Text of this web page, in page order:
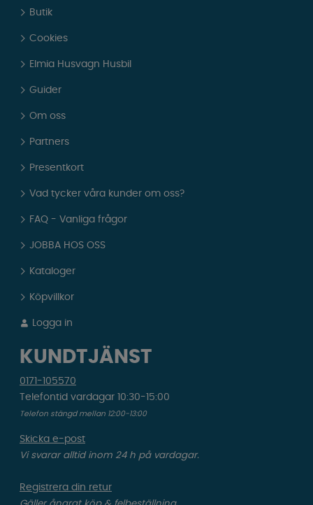
Butik
Cookies
Elmia Husvagn Husbil
Guider
Om oss
Partners
Presentkort
Vad tycker våra kunder om oss?
FAQ - Vanliga frågor
JOBBA HOS OSS
Kataloger
Köpvillkor
Logga in
KUNDTJÄNST
0171-105570
Telefontid vardagar 10:30-15:00
Telefon stängd mellan 12:00-13:00
Skicka e-post
Vi svarar alltid inom 24 h på vardagar.
Registrera din retur